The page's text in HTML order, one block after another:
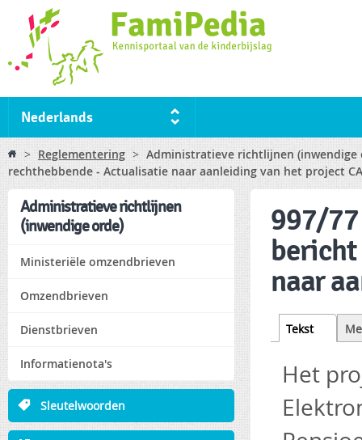
Nederlands
You are here
> Reglementering > Administratieve richtlijnen (inwendige
rechthebbende - Actualisatie naar aanleiding van het project
Administratieve richtlijnen
(inwendige orde)
Ministeriële omzendbrieven
Omzendbrieven
Dienstbrieven
Informatienota's
Sleutelwoorden
997/77
bericht
naar
Tabs
Tekst(active
Het